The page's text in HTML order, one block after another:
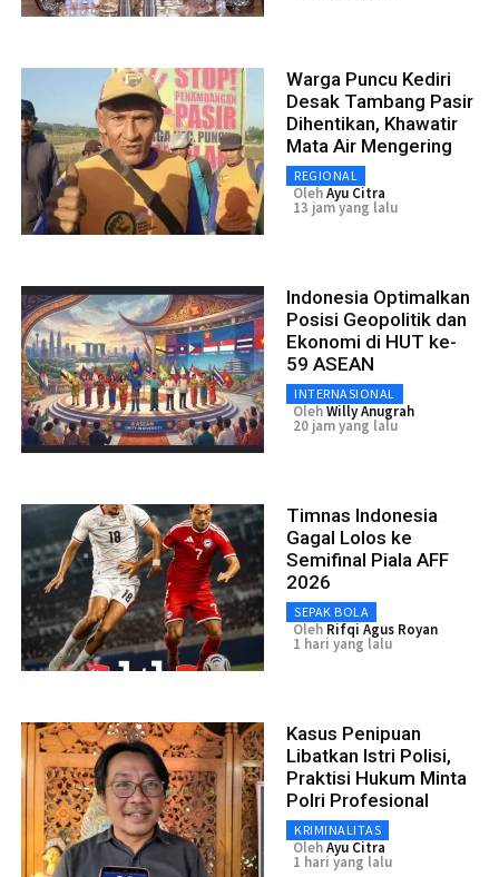
Warga Puncu Kediri
Desak Tambang Pasir
Dihentikan, Khawatir
Mata Air Mengering
REGIONAL
OlehAyu Citra
13 jam yang lalu
Indonesia Optimalkan
Posisi Geopolitik dan
Ekonomi di HUT ke-
59 ASEAN
INTERNASIONAL
OlehWilly Anugrah
20 jam yang lalu
Timnas Indonesia
Gagal Lolos ke
Semifinal Piala AFF
2026
SEPAK BOLA
Oleh Rifqi Agus Royan
1 hari yang lalu
Kasus Penipuan
Libatkan Istri Polisi,
Praktisi Hukum Minta
Polri Profesional
KRIMINALITAS
OlehAyu Citra
1 hari yang lalu